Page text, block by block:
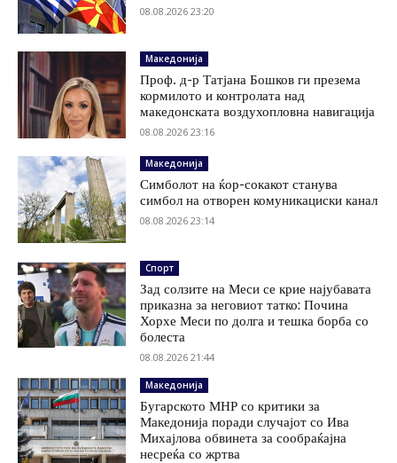
08.08.2026 23:20
Македонија
Проф. д-р Татјана Бошков ги презема
кормилото и контролата над
македонската воздухопловна навигација
08.08.2026 23:16
Македонија
Симболот на ќор-сокакот станува
симбол на отворен комуникациски канал
08.08.2026 23:14
Спорт
Зад солзите на Меси се крие најубавата
приказна за неговиот татко: Почина
Хорхе Меси по долга и тешка борба со
болеста
08.08.2026 21:44
Македонија
Бугарското МНР со критики за
Македонија поради случајот со Ива
Михајлова обвинета за сообраќајна
несреќа со жртва